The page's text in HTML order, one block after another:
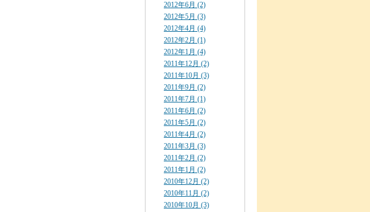
2012年6月 (2)
2012年5月 (3)
2012年4月 (4)
2012年2月 (1)
2012年1月 (4)
2011年12月 (2)
2011年10月 (3)
2011年9月 (2)
2011年7月 (1)
2011年6月 (2)
2011年5月 (2)
2011年4月 (2)
2011年3月 (3)
2011年2月 (2)
2011年1月 (2)
2010年12月 (2)
2010年11月 (2)
2010年10月 (3)